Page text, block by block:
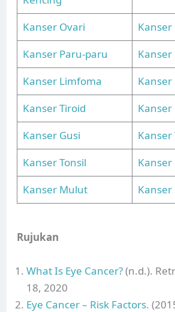
Kanser Ovari
Kanser
Kanser Paru-paru
Kanser
Kanser Limfoma
Kanser
Kanser Tiroid
Kanser
Kanser Gusi
Kanser
Kanser Tonsil
Kanser
Kanser Mulut
Kanser
Rujukan
What Is Eye Cancer?(n.d.).
18, 2020
Eye Cancer – Risk Factors.